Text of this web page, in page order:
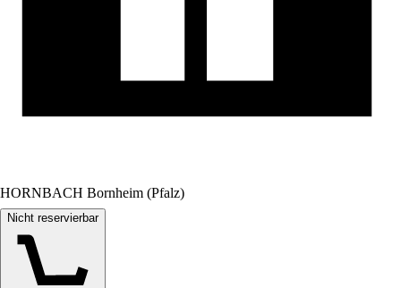
HORNBACH Bornheim (Pfalz)
Nicht reservierbar